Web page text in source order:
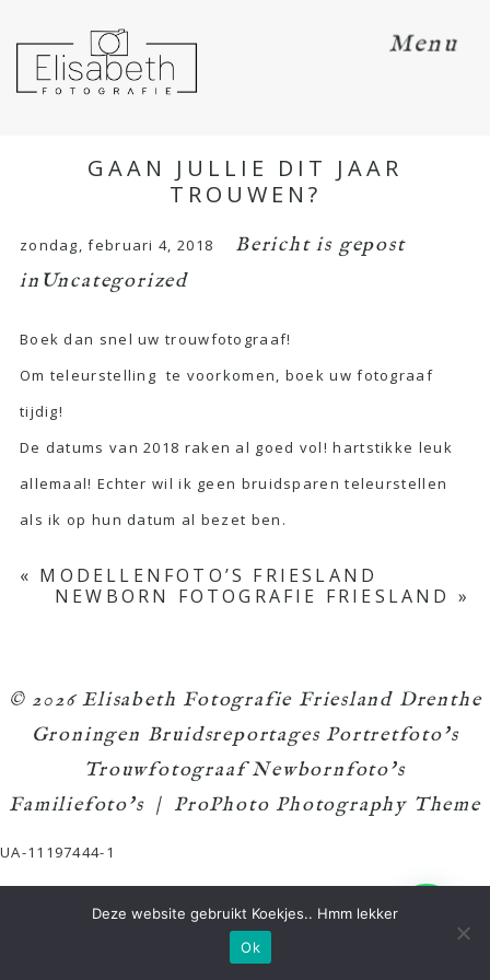
Menu
GAAN JULLIE DIT JAAR
TROUWEN?
zondag, februari 4, 2018
Bericht is gepost
in Uncategorized
Boek dan snel uw trouwfotograaf!
Om teleurstelling te voorkomen, boek uw fotograaf
tijdig!
De datums van 2018 raken al goed vol! hartstikke leuk
allemaal! Echter wil ik geen bruidsparen teleurstellen
als ik op hun datum al bezet ben.
« MODELLENFOTO’S FRIESLAND
NEWBORN FOTOGRAFIE FRIESLAND »
© 2026 Elisabeth Fotografie Friesland Drenthe
Groningen Bruidsreportages Portretfoto's
Trouwfotograaf Newbornfoto's
Familiefoto's | ProPhoto Photography Theme
UA-11197444-1
Deze website gebruikt Koekjes.. Hmm lekker
Ok